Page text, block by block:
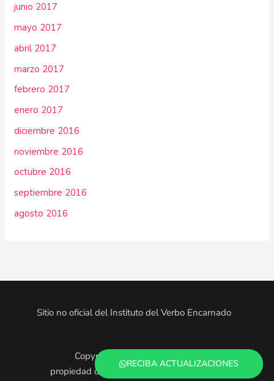
junio 2017
mayo 2017
abril 2017
marzo 2017
febrero 2017
enero 2017
diciembre 2016
noviembre 2016
octubre 2016
septiembre 2016
agosto 2016
RECIBA ACTUALIZACIONES
Sitio no oficial del Instituto del Verbo Encarnado
Copyright © 2025. Todo el contenido es
propiedad de los administradores de este sitio